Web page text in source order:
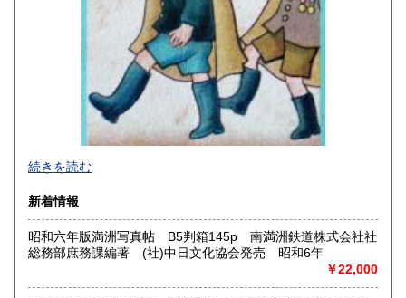
430円 鹿児島県
430円
2026年で創業45年目になります。
沿線名：(無店舗)
最寄駅：(無店舗)
営業時間：10:00〜18:00
続きを読む
新着情報
昭和六年版満洲写真帖 B5判箱145p 南満洲鉄道株式会社社
総務部庶務課編著 (社)中日文化協会発売 昭和6年
￥22,000